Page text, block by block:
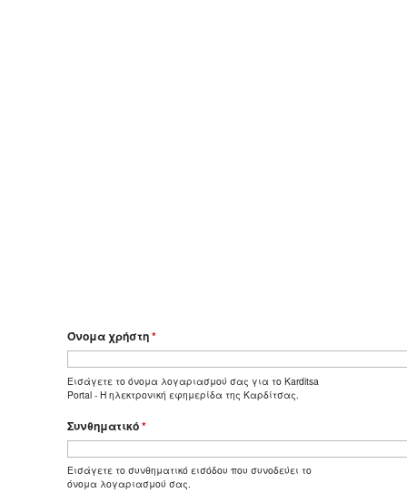
Όνομα χρήστη*
Εισάγετε το όνομα λογαριασμού σας για το Karditsa
Portal - Η ηλεκτρονική εφημερίδα της Καρδίτσας.
Συνθηματικό*
Εισάγετε το συνθηματικό εισόδου που συνοδεύει το
όνομα λογαριασμού σας.